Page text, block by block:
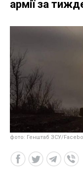
армії за
фото: Генштаб ЗСУ/